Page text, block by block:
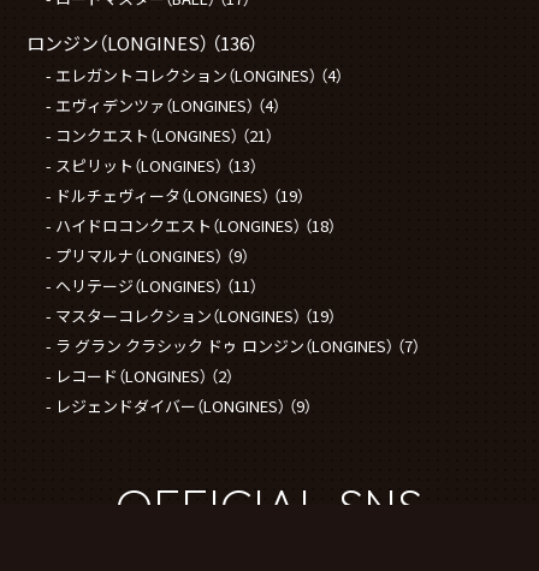
ロンジン（LONGINES） （136）
エレガントコレクション（LONGINES） （4）
エヴィデンツァ（LONGINES） （4）
コンクエスト（LONGINES） （21）
スピリット（LONGINES） （13）
ドルチェヴィータ（LONGINES） （19）
ハイドロコンクエスト（LONGINES） （18）
プリマルナ（LONGINES） （9）
ヘリテージ（LONGINES） （11）
マスターコレクション（LONGINES） （19）
ラ グラン クラシック ドゥ ロンジン（LONGINES） （7）
レコード（LONGINES） （2）
レジェンドダイバー（LONGINES） （9）
OFFICIAL SNS